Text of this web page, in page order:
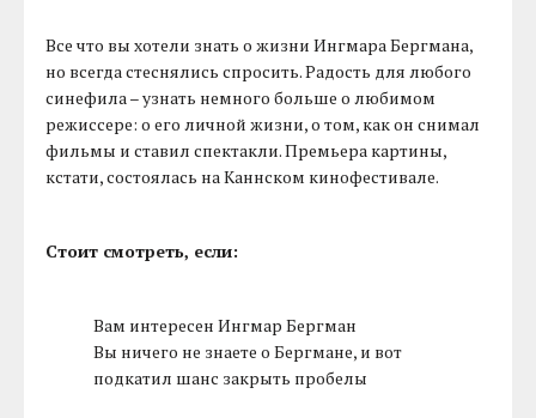
Все что вы хотели знать о жизни Ингмара Бергмана,
но всегда стеснялись спросить. Радость для любого
синефила – узнать немного больше о любимом
режиссере: о его личной жизни, о том, как он снимал
фильмы и ставил спектакли. Премьера картины,
кстати, состоялась на Каннском кинофестивале.
Стоит смотреть, если:
Вам интересен Ингмар Бергман
Вы ничего не знаете о Бергмане, и вот
подкатил шанс закрыть пробелы